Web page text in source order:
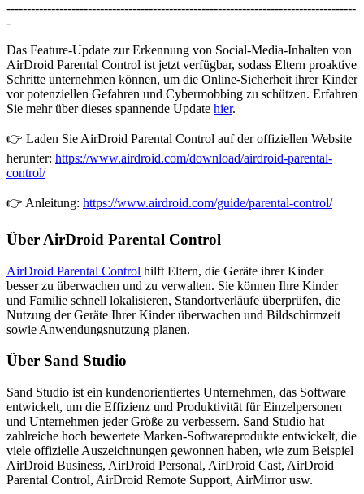
--------------------------------------------------------------------------------------
-
Das Feature-Update zur Erkennung von Social-Media-Inhalten von
AirDroid Parental Control ist jetzt verfügbar, sodass Eltern proaktive
Schritte unternehmen können, um die Online-Sicherheit ihrer Kinder
vor potenziellen Gefahren und Cybermobbing zu schützen. Erfahren
Sie mehr über dieses spannende Update hier.
👉 Laden Sie AirDroid Parental Control auf der offiziellen Website
herunter: https://www.airdroid.com/download/airdroid-parental-
control/
👉 Anleitung: https://www.airdroid.com/guide/parental-control/
Über AirDroid Parental Control
AirDroid Parental Control hilft Eltern, die Geräte ihrer Kinder
besser zu überwachen und zu verwalten. Sie können Ihre Kinder
und Familie schnell lokalisieren, Standortverläufe überprüfen, die
Nutzung der Geräte Ihrer Kinder überwachen und Bildschirmzeit
sowie Anwendungsnutzung planen.
Über Sand Studio
Sand Studio ist ein kundenorientiertes Unternehmen, das Software
entwickelt, um die Effizienz und Produktivität für Einzelpersonen
und Unternehmen jeder Größe zu verbessern. Sand Studio hat
zahlreiche hoch bewertete Marken-Softwareprodukte entwickelt, die
viele offizielle Auszeichnungen gewonnen haben, wie zum Beispiel
AirDroid Business, AirDroid Personal, AirDroid Cast, AirDroid
Parental Control, AirDroid Remote Support, AirMirror usw.